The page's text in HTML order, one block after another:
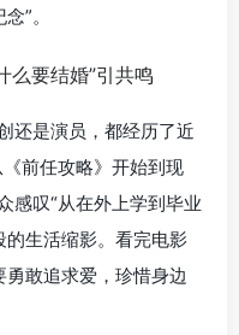
”。
还是演员，都经历了近
前任攻略》开始到现
感叹“从在外上学到毕业
生活缩影。看完电影
敢追求爱，珍惜身边